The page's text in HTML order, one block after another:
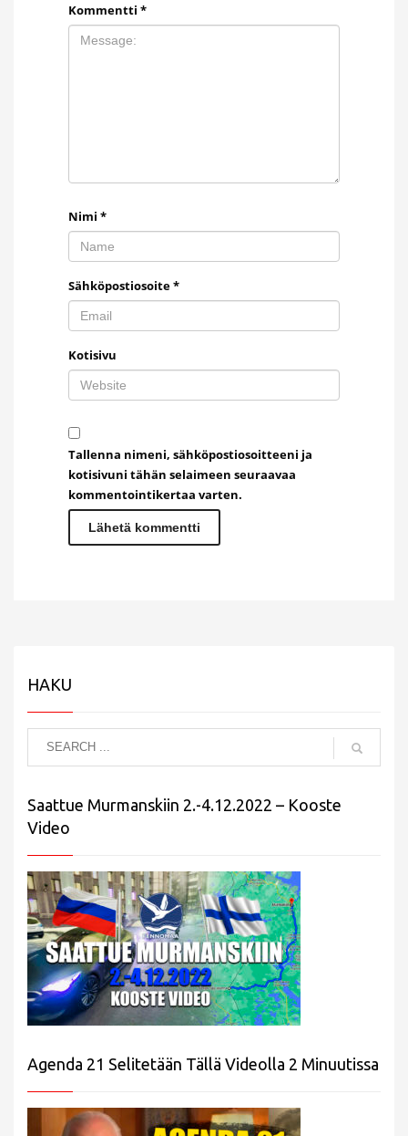
Kommentti *
Nimi *
Sähköpostiosoite*
Kotisivu
Tallenna nimeni, sähköpostiosoitteeni ja
kotisivuni tähän selaimeen seuraavaa
kommentointikertaa varten.
HAKU
Saattue Murmanskiin 2.-4.12.2022 – Kooste
Video
Agenda 21 Selitetään Tällä Videolla 2 Minuutissa